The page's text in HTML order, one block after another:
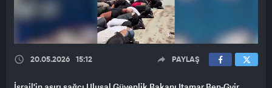
20.05.2026 15:12 PAYLAŞ